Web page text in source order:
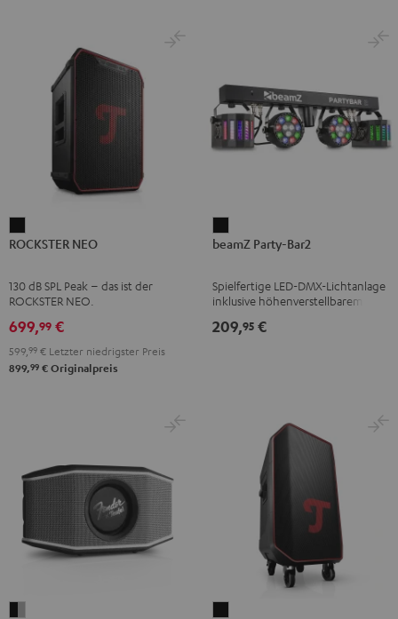
NEO
ROCKSTER NEO
130 dB SPL Peak – das ist der
ROCKSTER NEO.
699,99 €
599, 99 € Letzter niedrigster Preis
899,99 € Originalpreis
Party-
Schwarz
beamZ Party-Bar2
Spielfertige LED-DMX-Lichtanlage
inklusive höhenverstellbarem
209,95 €